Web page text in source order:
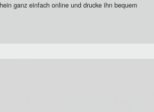
ganz einfach online und drucke ihn bequem